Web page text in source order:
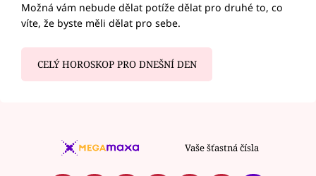
Možná vám nebude dělat potíže dělat pro druhé to, co
víte, že byste měli dělat pro sebe.
CELÝ HOROSKOP PRO DNEŠNÍ DEN
Vaše šťastná čísla